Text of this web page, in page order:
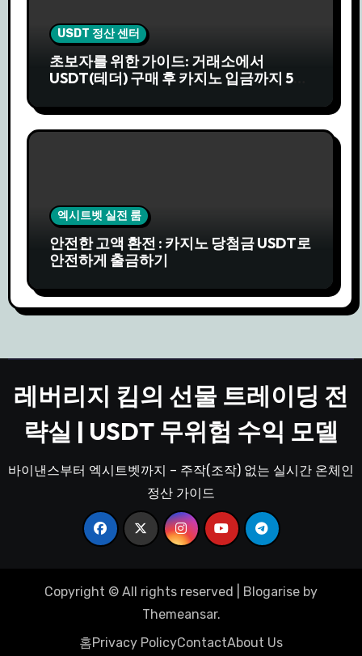
USDT 정산 센터
초보자를 위한 가이드: 거래소에서
USDT(테더) 구매 후 카지노 입금까지 5분
엑시트벳 실전 룸
안전한 고액 환전 : 카지노 당첨금 USDT로
안전하게 출금하기
레버리지 킴의 선물 트레이딩 전
략실 | USDT 무위험 수익 모델
바이낸스부터 엑시트벳까지 – 주작(조작) 없는 실시간 온체인
정산 가이드
Copyright © All rights reserved Blogarise by
Themeansar.
홈Privacy PolicyContactAbout Us